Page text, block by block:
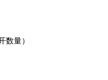
数量）